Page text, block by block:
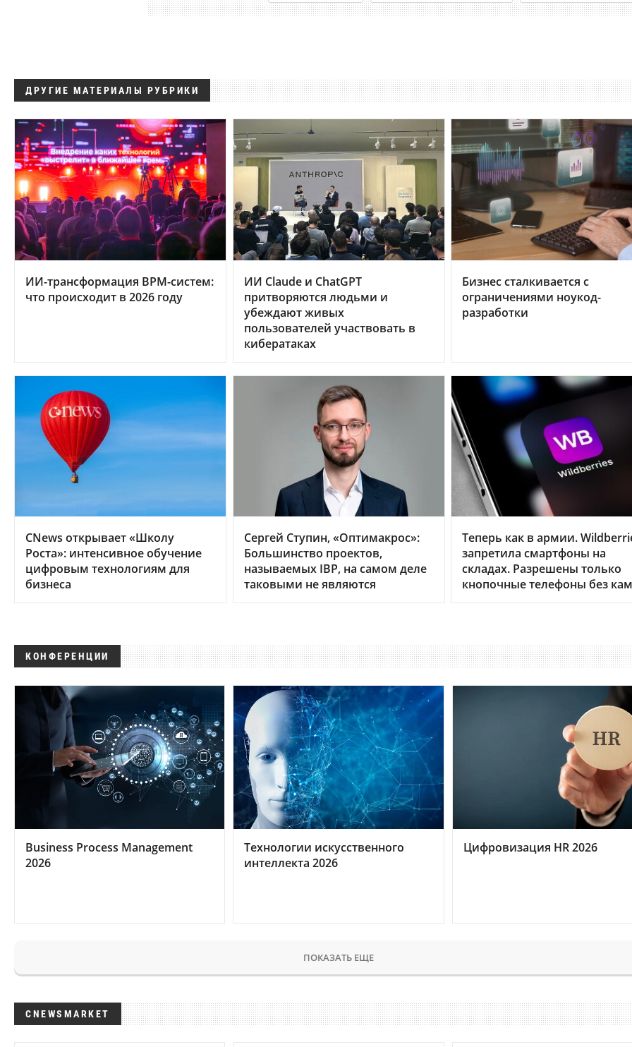
ДРУГИЕ МАТЕРИАЛЫ РУБРИКИ
ИИ-трансформация BPM-систем:
что происходит в 2026 году
ИИ Claude и ChatGPT
притворяются людьми и
убеждают живых
пользователей участвовать в
кибератаках
Бизнес сталкивается с
ограничениями ноукод-
разработки
CNews открывает «Школу
Роста»: интенсивное обучение
цифровым технологиям для
бизнеса
Сергей Ступин, «Оптимакрос»:
Большинство проектов,
называемых IBP, на самом деле
таковыми не являются
Теперь как в армии.
запретила смартфоны на
складах. Разрешены только
кнопочные телефоны без
КОНФЕРЕНЦИИ
Business Process Management
2026
Технологии искусственного
интеллекта 2026
Цифровизация HR 2026
ПОКАЗАТЬ ЕЩЕ
CNEWSMARKET